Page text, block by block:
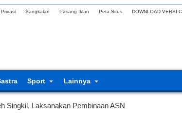
Sangkalan Pasang Iklan Peta Situs DOWNLOAD VERSI
Sport Lainnya
Singkil, Laksanakan Pembinaan ASN